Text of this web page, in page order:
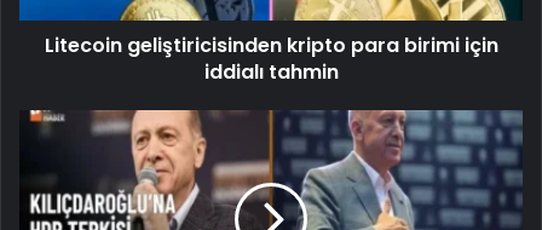
Litecoin geliştiricisinden kripto para birimi için
iddialı tahmin